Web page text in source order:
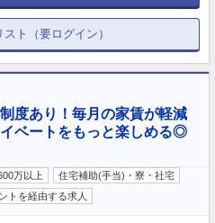
スト（要ログイン）
度あり！毎月の家賃が軽減
ベートをもっと楽しめる◎
万以上
住宅補助(手当)・寮・社宅
トを経由する求人